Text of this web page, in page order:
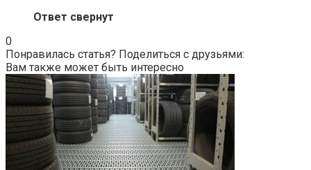
Ответ свернут
0
Понравилась статья? Поделиться с друзьями:
Вам также может быть интересно